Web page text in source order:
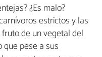
¿Es malo?
estrictos y las
de un vegetal del
pese a sus